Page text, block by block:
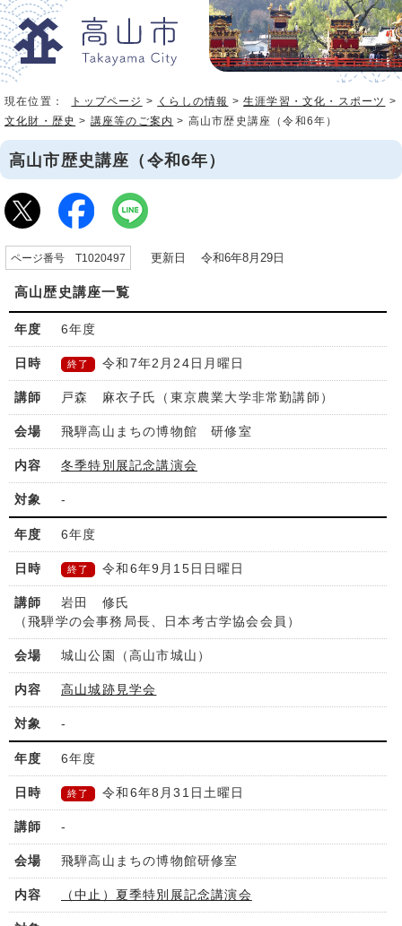
現在位置： トップページ > くらしの情報 >生涯学習・文化・スポーツ >
文化財・歴史 > 講座等のご案内 > 高山市歴史講座（令和6年）
高山市歴史講座（令和6年）
ページ番号 T1020497 更新日 令和6年8月29日
高山歴史講座一覧
6年度
終了 令和7年2月24日月曜日
戸森 麻衣子氏（東京農業大学非常勤講師）
飛騨高山まちの博物館 研修室
冬季特別展記念講演会
-
6年度
終了 令和6年9月15日日曜日
岩田 修氏
（飛騨学の会事務局長、日本考古学協会会員）
城山公園（高山市城山）
高山城跡見学会
-
6年度
終了 令和6年8月31日土曜日
-
飛騨高山まちの博物館研修室
（中止）夏季特別展記念講演会